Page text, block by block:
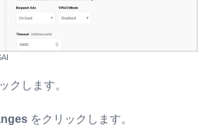
クします。
をクリックします。